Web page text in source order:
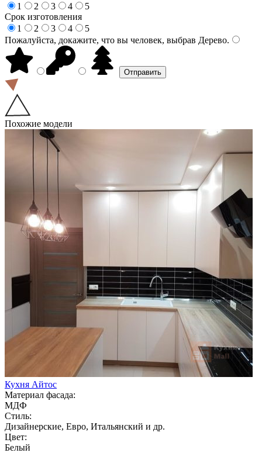
1
2 3 4
5
Срок изготовления
1
2 3 4
5
Пожалуйста, докажите, что вы человек, выбрав Дерево.
Похожие модели
Кухня Айтос
Материал фасада:
МДФ
Стиль:
Дизайнерские, Евро, Итальянский и др.
Цвет:
Белый